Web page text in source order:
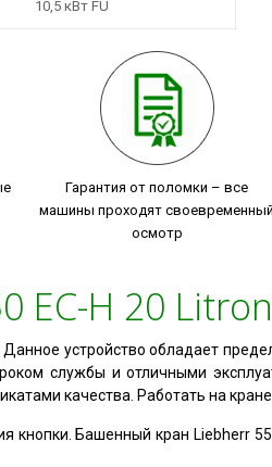
10,5 кВт FU
Гарантия от поломки – все
машины проходят своевременный
осмотр
EC-H 20
устройство обладает
службы и отличными
качества. Работать на
кнопки. Башенный кран Liebherr